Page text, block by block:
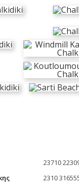
23710
2310